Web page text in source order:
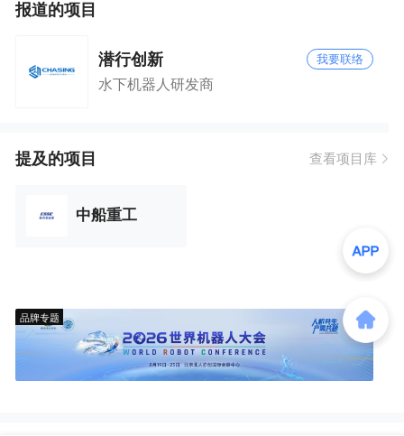
报道的项目
潜行创新 我要联络
水下机器人研发商
提及的项目 查看项目库
中船重工
品牌专题